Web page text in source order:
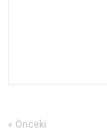
« Önceki